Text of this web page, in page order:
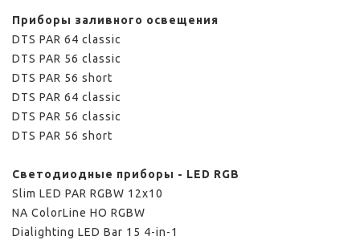
Приборы заливного освещения
DTS PAR 64 classic
DTS PAR 56 classic
DTS PAR 56 short
DTS PAR 64 classic
DTS PAR 56 classic
DTS PAR 56 short
Светодиодные приборы - LED RGB
Slim LED PAR RGBW 12x10
NA ColorLine HO RGBW
Dialighting LED Bar 15 4-in-1